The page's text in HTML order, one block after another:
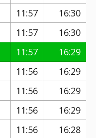
11:57
16:30
11:57
16:30
11:57
16:29
11:56
16:29
11:56
16:29
11:56
16:29
11:56
16:28